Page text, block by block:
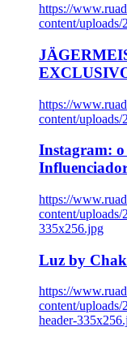
https://
content/
https://
content/
Instagram: o
https://
content/
335x256.jpg
Luz by
https://
content/
header-